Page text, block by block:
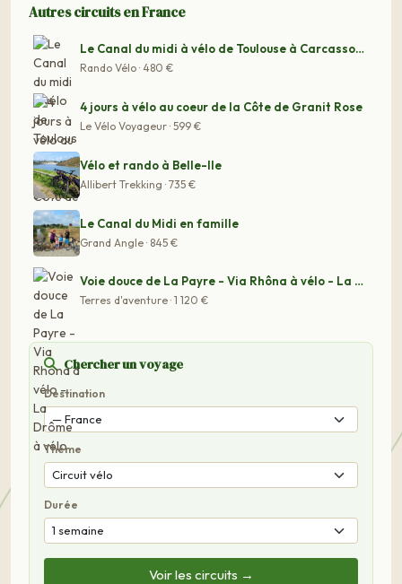
Autres circuits en France
Le Canal du midi à vélo de Toulouse à Carcassonne
Rando Vélo · 480 €
4 jours à vélo au coeur de la Côte de Granit Rose
Le Vélo Voyageur · 599 €
Vélo et rando à Belle-Ile
Allibert Trekking · 735 €
Le Canal du Midi en famille
Grand Angle · 845 €
Voie douce de La Payre - Via Rhôna à vélo - La Drôme à
Terres d'aventure · 1 120 €
Chercher un voyage
Destination
Thème
Durée
Voir les circuits →